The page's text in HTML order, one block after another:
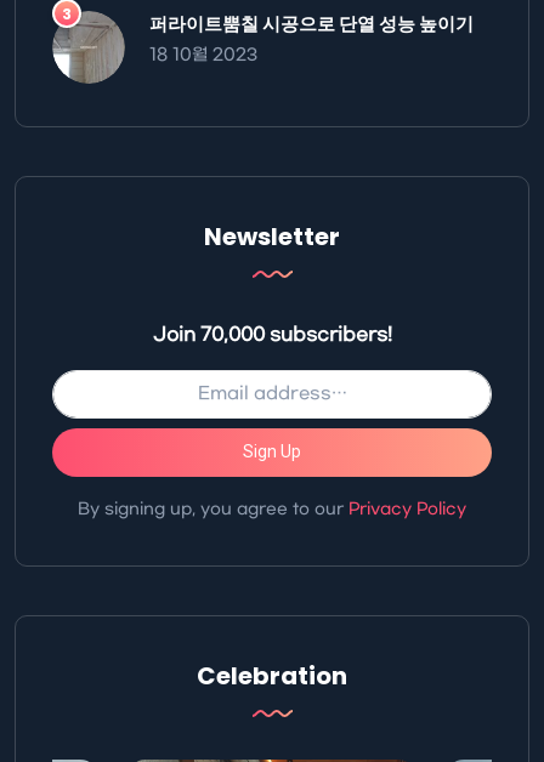
퍼라이트뿜칠 시공으로 단열 성능 높이기
18 10월 2023
Newsletter
Join 70,000 subscribers!
Sign Up
By signing up, you agree to our Privacy Policy
Celebration